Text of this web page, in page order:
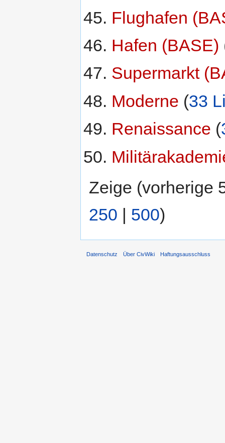
Flughafen
Hafen (BASE)
Supermarkt
Moderne ‏‎ (33
Renaissance ‏‎ (
Zeige (vorherige
250 | 500)
Datenschutz Über CivWiki Haftungsausschluss